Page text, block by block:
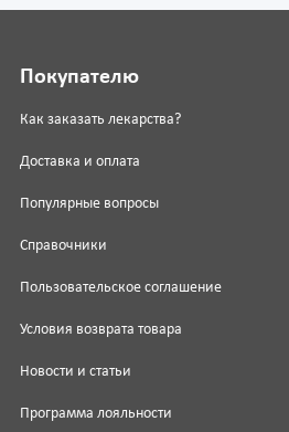
Покупателю
Как заказать лекарства?
Доставка и оплата
Популярные вопросы
Справочники
Пользовательское соглашение
Условия возврата товара
Новости и статьи
Программа лояльности